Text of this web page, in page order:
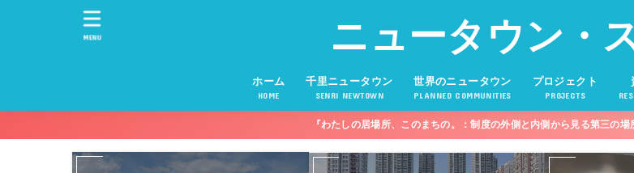
ニュータウン・
ホーム
HOME
千里ニュータウン
SENRI NEWTOWN
世界のニュータウン
PLANNED COMMUNITIES
プロジェクト
PROJECTS
MENU
『わたしの居場所、このまちの。：制度の外側と内側から見る第三の